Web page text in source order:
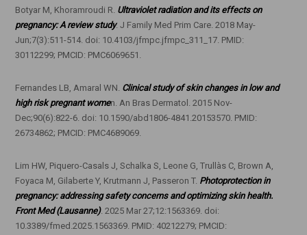
Botyar M, Khoramroudi R. Ultraviolet radiation and its effects on
pregnancy: A review study. J Family Med Prim Care. 2018 May-
Jun;7(3):511-514. doi: 10.4103/jfmpc.jfmpc_311_17. PMID:
30112299; PMCID: PMC6069651.
Fernandes LB, Amaral WN. Clinical study of skin changes in low and
high risk pregnant women. An Bras Dermatol. 2015 Nov-
Dec;90(6):822-6. doi: 10.1590/abd1806-4841.20153570. PMID:
26734862; PMCID: PMC4689069.
Lim HW, Piquero-Casals J, Schalka S, Leone G, Trullàs C, Brown A,
Foyaca M, Gilaberte Y, Krutmann J, Passeron T. Photoprotection in
pregnancy: addressing safety concerns and optimizing skin health.
Front Med (Lausanne). 2025 Mar 27;12:1563369. doi:
10.3389/fmed.2025.1563369. PMID: 40212279; PMCID: